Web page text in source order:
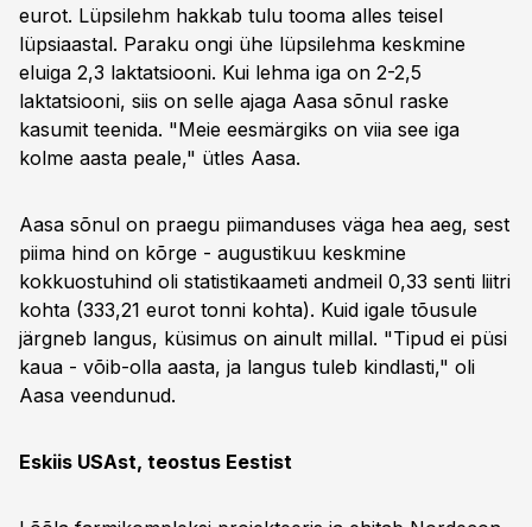
eurot. Lüpsilehm hakkab tulu tooma alles teisel
lüpsiaastal. Paraku ongi ühe lüpsilehma keskmine
eluiga 2,3 laktatsiooni. Kui lehma iga on 2-2,5
laktatsiooni, siis on selle ajaga Aasa sõnul raske
kasumit teenida. "Meie eesmärgiks on viia see iga
kolme aasta peale," ütles Aasa.
Aasa sõnul on praegu piimanduses väga hea aeg, sest
piima hind on kõrge - augustikuu keskmine
kokkuostuhind oli statistikaameti andmeil 0,33 senti liitri
kohta (333,21 eurot tonni kohta). Kuid igale tõusule
järgneb langus, küsimus on ainult millal. "Tipud ei püsi
kaua - võib-olla aasta, ja langus tuleb kindlasti," oli
Aasa veendunud.
Eskiis USAst, teostus Eestist